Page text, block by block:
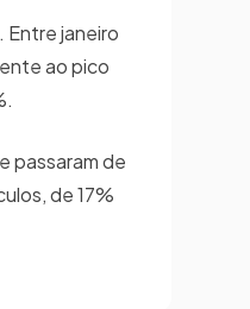
Entre janeiro
ao pico
passaram de
de 17%